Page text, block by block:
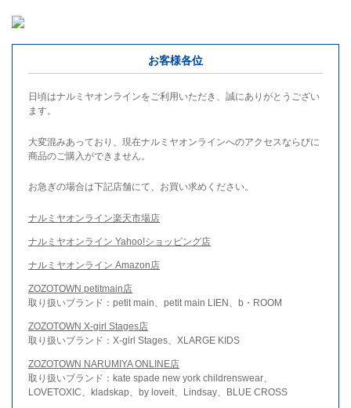
お客様各位
日頃はナルミヤオンラインをご利用いただき、誠にありがとうござい
ます。
大変混みあっており、現在ナルミヤオンラインへのアクセスならびに
商品のご購入ができません。
お急ぎの場合は下記店舗にて、お買い求めください。
ナルミヤオンライン楽天市場店
ナルミヤオンライン Yahoo!ショッピング店
ナルミヤオンライン Amazon店
ZOZOTOWN petitmain店
取り扱いブランド：petit main、petit main LIEN、b・ROOM
ZOZOTOWN X-girl Stages店
取り扱いブランド：X-girl Stages、XLARGE KIDS
ZOZOTOWN NARUMIYA ONLINE店
取り扱いブランド：kate spade new york childrenswear、
LOVETOXIC、kladskap、by loveit、Lindsay、BLUE CROSS